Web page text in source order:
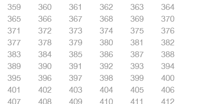
359
360 361 362 363
364
365
366 367 368 369
370
371
372 373 374 375
376
377
378 379 380 381
382
383
384 385 386 387
388
389
390 391 392 393
394
395
396 397 398 399
400
401
402 403 404 405
406